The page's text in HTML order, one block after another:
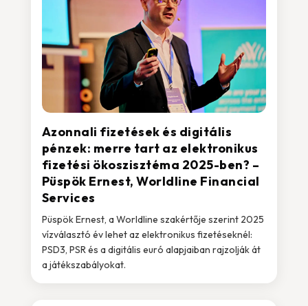
Azonnali fizetések és digitális
pénzek: merre tart az elektronikus
fizetési ökoszisztéma 2025-ben? –
Püspök Ernest, Worldline Financial
Services
Püspök Ernest, a Worldline szakértője szerint 2025
vízválasztó év lehet az elektronikus fizetéseknél:
PSD3, PSR és a digitális euró alapjaiban rajzolják át
a játékszabályokat.